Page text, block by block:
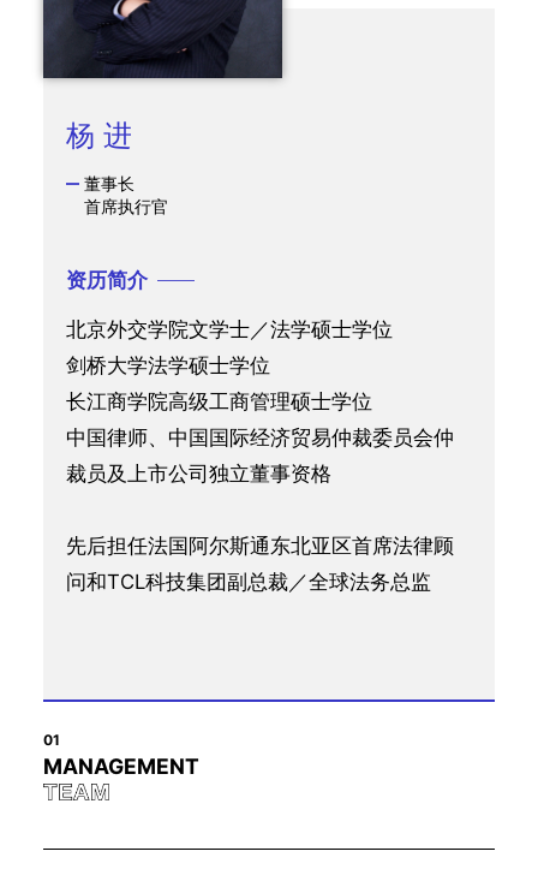
杨 进
董事长
首席执行官
资历简介
北京外交学院文学士／法学硕士学位
剑桥大学法学硕士学位
长江商学院高级工商管理硕士学位
中国律师、中国国际经济贸易仲裁委员会仲
裁员及上市公司独立董事资格
先后担任法国阿尔斯通东北亚区首席法律顾
问和TCL科技集团副总裁／全球法务总监
01
MANAGEMENT